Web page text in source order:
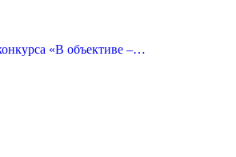
«В объективе –…